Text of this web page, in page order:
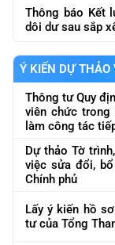
Thông báo Kết
dôi dư sau sắp
Ý KIẾN DỰ THẢO
Thông tư Quy
viên chức trong
làm công tác
Dự thảo Tờ
việc sửa đổi,
Chính phủ
Lấy ý kiến hồ
tư của Tổng